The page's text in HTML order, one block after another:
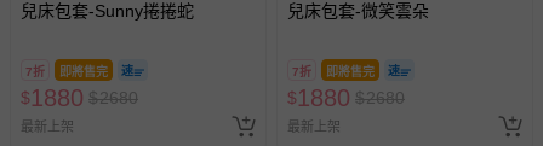
兒床包套-Sunny捲捲蛇
7折 即將售完
$1880 $2680
最新上架
兒床包套-微笑雲朵
7折 即將售完
$1880 $2680
最新上架